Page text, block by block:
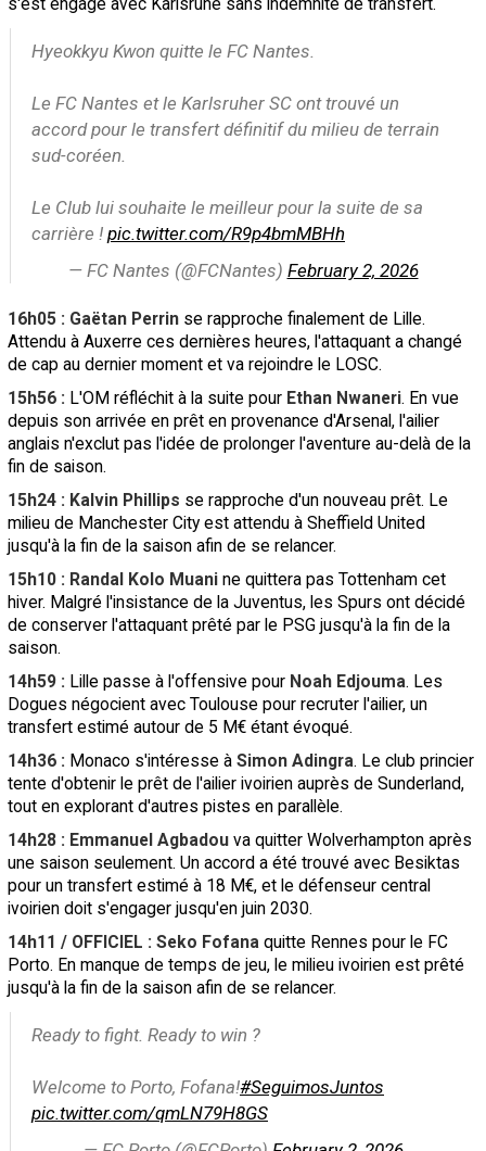
s'est engagé avec Karlsruhe sans indemnité de transfert.
Hyeokkyu Kwon quitte le FC Nantes.
Le FC Nantes et le Karlsruher SC ont trouvé un
accord pour le transfert définitif du milieu de terrain
sud-coréen.
Le Club lui souhaite le meilleur pour la suite de sa
carrière ! pic.twitter.com/R9p4bmMBHh
— FC Nantes (@FCNantes) February 2, 2026
16h05 : Gaëtan Perrin se rapproche finalement de Lille.
Attendu à Auxerre ces dernières heures, l'attaquant a changé
de cap au dernier moment et va rejoindre le LOSC.
15h56 : L'OM réfléchit à la suite pour Ethan Nwaneri. En vue
depuis son arrivée en prêt en provenance d'Arsenal, l'ailier
anglais n'exclut pas l'idée de prolonger l'aventure au-delà de la
fin de saison.
15h24 : Kalvin Phillips se rapproche d'un nouveau prêt. Le
milieu de Manchester City est attendu à Sheffield United
jusqu'à la fin de la saison afin de se relancer.
15h10 : Randal Kolo Muani ne quittera pas Tottenham cet
hiver. Malgré l'insistance de la Juventus, les Spurs ont décidé
de conserver l'attaquant prêté par le PSG jusqu'à la fin de la
saison.
14h59 : Lille passe à l'offensive pour Noah Edjouma. Les
Dogues négocient avec Toulouse pour recruter l'ailier, un
transfert estimé autour de 5 M€ étant évoqué.
14h36 : Monaco s'intéresse à Simon Adingra. Le club princier
tente d'obtenir le prêt de l'ailier ivoirien auprès de Sunderland,
tout en explorant d'autres pistes en parallèle.
14h28 : Emmanuel Agbadou va quitter Wolverhampton après
une saison seulement. Un accord a été trouvé avec Besiktas
pour un transfert estimé à 18 M€, et le défenseur central
ivoirien doit s'engager jusqu'en juin 2030.
14h11 / OFFICIEL : Seko Fofana quitte Rennes pour le FC
Porto. En manque de temps de jeu, le milieu ivoirien est prêté
jusqu'à la fin de la saison afin de se relancer.
Ready to fight. Ready to win ?
Welcome to Porto, Fofana!#SeguimosJuntos
pic.twitter.com/qmLN79H8GS